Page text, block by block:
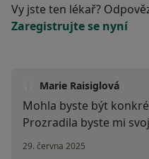
Vy jste ten lékař?
Zaregistrujte se nyní
Marie Raisiglová
Mohla byste být
Prozradila byste mi
29. června 2025